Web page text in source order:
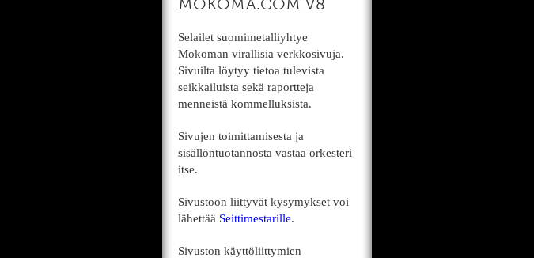
MOKOMA.COM V8
Selailet suomimetalliyhtye
Mokoman virallisia verkkosivuja.
Sivuilta löytyy tietoa tulevista
seikkailuista sekä raportteja
menneistä kommelluksista.
Sivujen toimittamisesta ja
sisällöntuotannosta vastaa orkesteri
itse.
Sivustoon liittyvät kysymykset voi
lähettää Seittimestarille.
Sivuston käyttöliittymien